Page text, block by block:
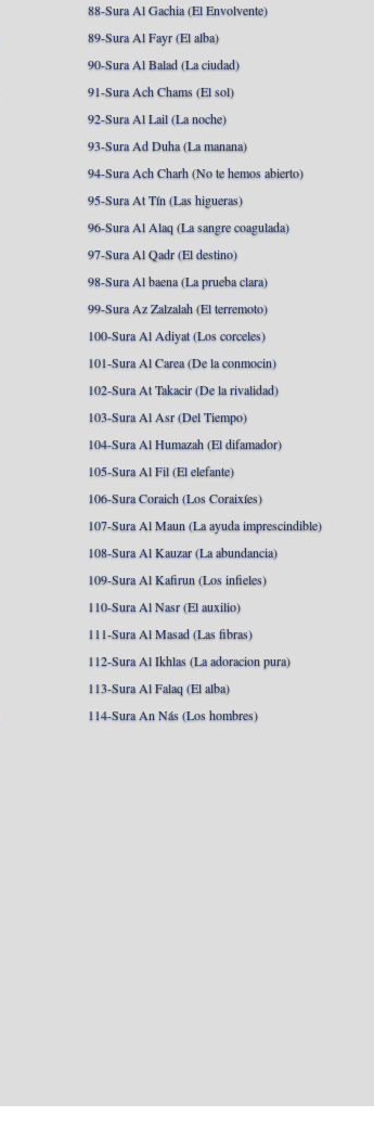
88-Sura Al Gachia (El Envolvente)
89-Sura Al Fayr (El alba)
90-Sura Al Balad (La ciudad)
91-Sura Ach Chams (El sol)
92-Sura Al Lail (La noche)
93-Sura Ad Duha (La manana)
94-Sura Ach Charh (No te hemos abierto)
95-Sura At Tín (Las higueras)
96-Sura Al Alaq (La sangre coagulada)
97-Sura Al Qadr (El destino)
98-Sura Al baena (La prueba clara)
99-Sura Az Zalzalah (El terremoto)
100-Sura Al Adiyat (Los corceles)
101-Sura Al Carea (De la conmocin)
102-Sura At Takacir (De la rivalidad)
103-Sura Al Asr (Del Tiempo)
104-Sura Al Humazah (El difamador)
105-Sura Al Fil (El elefante)
106-Sura Coraich (Los Coraixíes)
107-Sura Al Maun (La ayuda imprescindible)
108-Sura Al Kauzar (La abundancia)
109-Sura Al Kafirun (Los infieles)
110-Sura Al Nasr (El auxilio)
111-Sura Al Masad (Las fibras)
112-Sura Al Ikhlas (La adoracion pura)
113-Sura Al Falaq (El alba)
114-Sura An Nás (Los hombres)